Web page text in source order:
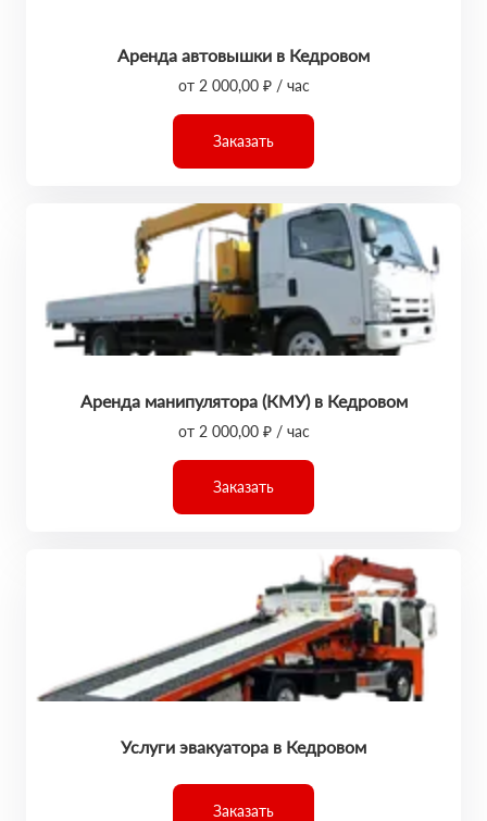
Аренда автовышки в Кедровом
от 2 000,00 ₽ / час
Заказать
Аренда манипулятора (КМУ) в Кедровом
от 2 000,00 ₽ / час
Заказать
Услуги эвакуатора в Кедровом
Заказать